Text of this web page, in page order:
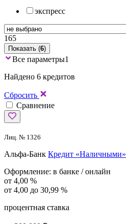
экспресс
165
Показать (6)
Все параметры1
Найдено 6 кредитов
Сбросить
Сравнение
Лиц. № 1326
Альфа-Банк Кредит «Наличными»
Оформление: в банке / онлайн
от 4,00 %
от 4,00 до 30,99 %
процентная ставка